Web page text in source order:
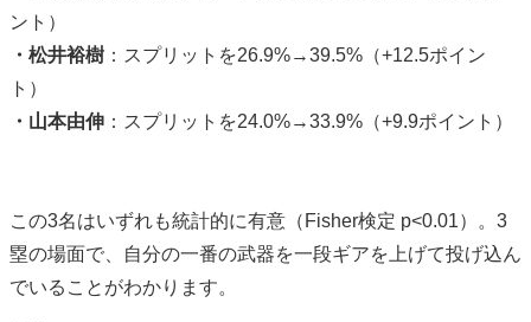
ント）
・松井裕樹 ：スプリットを26.9%→39.5%（+12.5ポイン
ト）
・山本由伸 ：スプリットを24.0%→33.9%（+9.9ポイント）
この3名はいずれも統計的に有意（Fisher検定 p<0.01）。3
塁の場面で、自分の一番の武器を一段ギアを上げて投げ込ん
でいることがわかります。